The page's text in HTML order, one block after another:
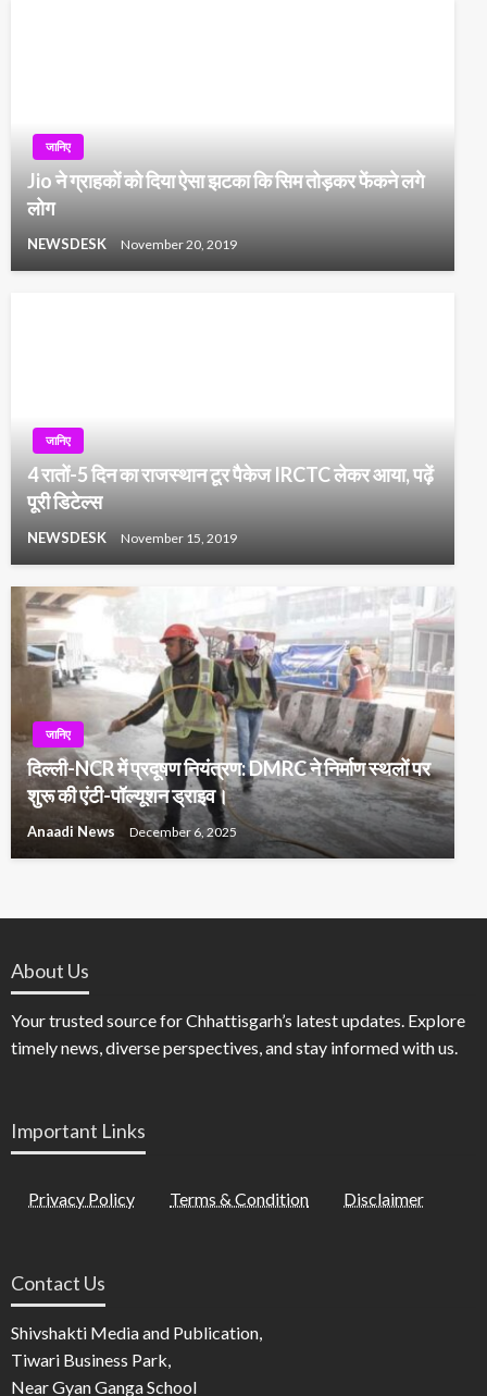
जानिए
Jio ने ग्राहकों को दिया ऐसा झटका कि सिम तोड़कर फेंकने लगे
लोग
NEWSDESK November 20, 2019
जानिए
4 रातों-5 दिन का राजस्‍थान टूर पैकेज IRCTC लेकर आया, पढ़ें
पूरी डिटेल्स
NEWSDESK November 15, 2019
जानिए
दिल्ली-NCR में प्रदूषण नियंत्रण: DMRC ने निर्माण स्थलों पर
शुरू की एंटी-पॉल्यूशन ड्राइव।
Anaadi News December 6, 2025
About Us
Your trusted source for Chhattisgarh’s latest updates. Explore
timely news, diverse perspectives, and stay informed with us.
Important Links
Privacy Policy Terms & Condition Disclaimer
Contact Us
Shivshakti Media and Publication,
Tiwari Business Park,
Near Gyan Ganga School